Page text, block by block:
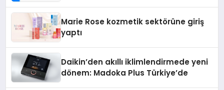
Marie Rose kozmetik sektörüne giriş
yaptı
Daikin’den akıllı iklimlendirmede yeni
dönem: Madoka Plus Türkiye’de